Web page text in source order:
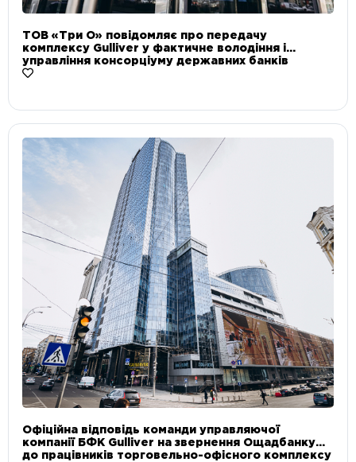
ТОВ «Три О» повідомляє про передачу
комплексу Gulliver у фактичне володіння і
управління консорціуму державних банків
Офіційна відповідь команди управляючої
компанії БФК Gulliver на звернення Ощадбанку
до працівників торговельно-офісного комплексу